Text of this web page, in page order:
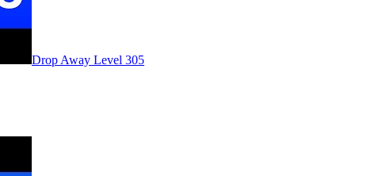
Level 305